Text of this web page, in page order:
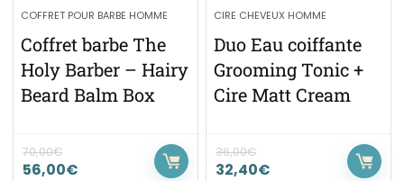
COFFRET POUR BARBE HOMME
Coffret barbe The
Holy Barber – Hairy
Beard Balm Box
70,00€
56,00€
CIRE CHEVEUX HOMME
Duo Eau coiffante
Grooming Tonic +
Cire Matt Cream
36,00€
32,40€